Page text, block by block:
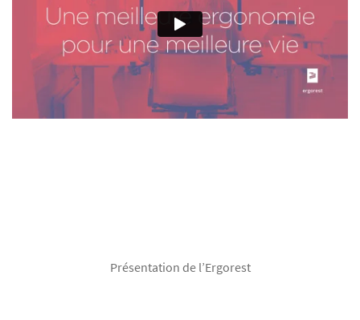
Présentation de l’Ergorest